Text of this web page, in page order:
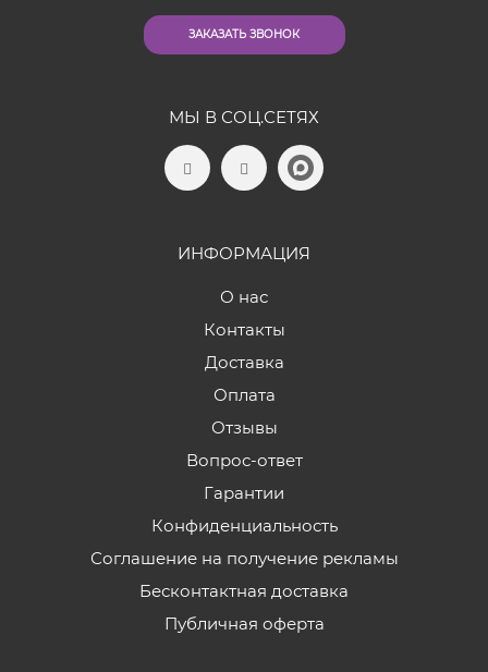
ЗАКАЗАТЬ ЗВОНОК
МЫ В СОЦ.СЕТЯХ
ИНФОРМАЦИЯ
О нас
Контакты
Доставка
Оплата
Отзывы
Вопрос-ответ
Гарантии
Конфиденциальность
Соглашение на получение рекламы
Бесконтактная доставка
Публичная оферта